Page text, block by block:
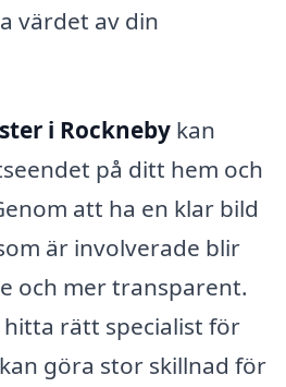
värdet av din
i Rockneby kan
på ditt hem och
att ha en klar bild
är involverade blir
och mer transparent.
rätt specialist för
göra stor skillnad för